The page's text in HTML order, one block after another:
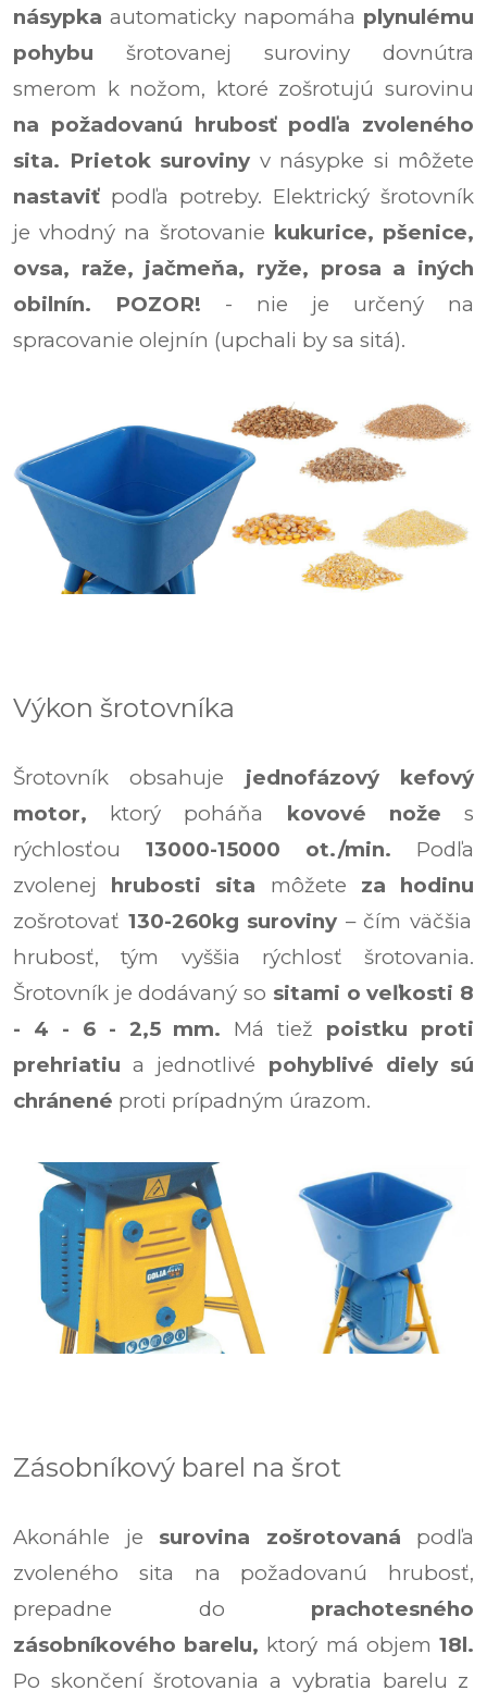
násypka automaticky napomáha plynulému
pohybu šrotovanej suroviny dovnútra
smerom k nožom, ktoré zošrotujú surovinu
na požadovanú hrubosť podľa zvoleného
sita. Prietok suroviny v násypke si môžete
nastaviť podľa potreby. Elektrický šrotovník
je vhodný na šrotovanie kukurice, pšenice,
ovsa, raže, jačmeňa, ryže, prosa a iných
obilnín. POZOR! - nie je určený na
spracovanie olejnín (upchali by sa sitá).
Výkon šrotovníka
Šrotovník obsahuje jednofázový kefový
motor, ktorý poháňa kovové nože s
rýchlosťou 13000-15000 ot./min. Podľa
zvolenej hrubosti sita môžete za hodinu
zošrotovať 130-260kg suroviny – čím väčšia
hrubosť, tým vyššia rýchlosť šrotovania.
Šrotovník je dodávaný so sitami o veľkosti 8
- 4 - 6 - 2,5 mm. Má tiež poistku proti
prehriatiu a jednotlivé pohyblivé diely sú
chránené proti prípadným úrazom.
Zásobníkový barel na šrot
Akonáhle je surovina zošrotovaná podľa
zvoleného sita na požadovanú hrubosť,
prepadne do prachotesného
zásobníkového barelu, ktorý má objem18l.
Po skončení šrotovania a vybratia barelu z